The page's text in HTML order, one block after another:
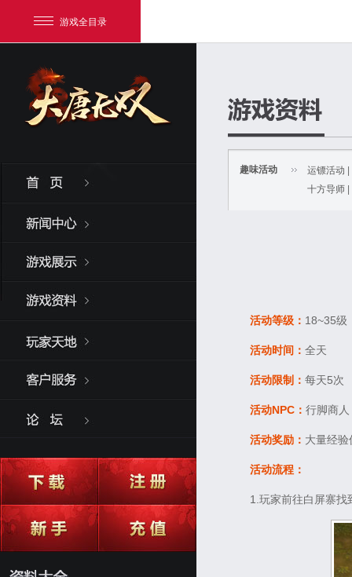
游戏全目录
趣味活动 运镖活动
十方导师
活动等级： 18~35级
活动时间： 全天
活动限制： 每天5次
活动NPC： 行脚商
活动奖励： 大量经验
活动流程：
1.玩家前往白屏寨找